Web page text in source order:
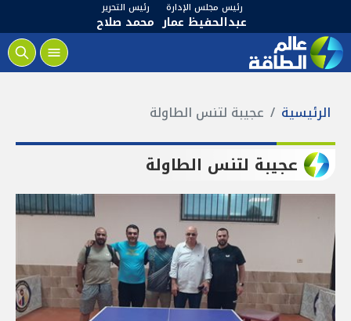
رئيس مجلس الإدارة
عبدالحفيظ عمار
رئيس التحرير
محمد صلاح
الرئيسية عجيبة لتنس الطاولة
عجيبة لتنس الطاولة